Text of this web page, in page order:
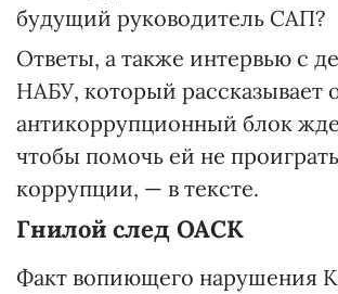
будущий руководитель САП?
Ответы, а также интервью с
НАБУ, который рассказывает
антикоррупционный блок
чтобы помочь ей не
коррупции, — в тексте.
Гнилой след ОАСК
Факт вопиющего нарушения